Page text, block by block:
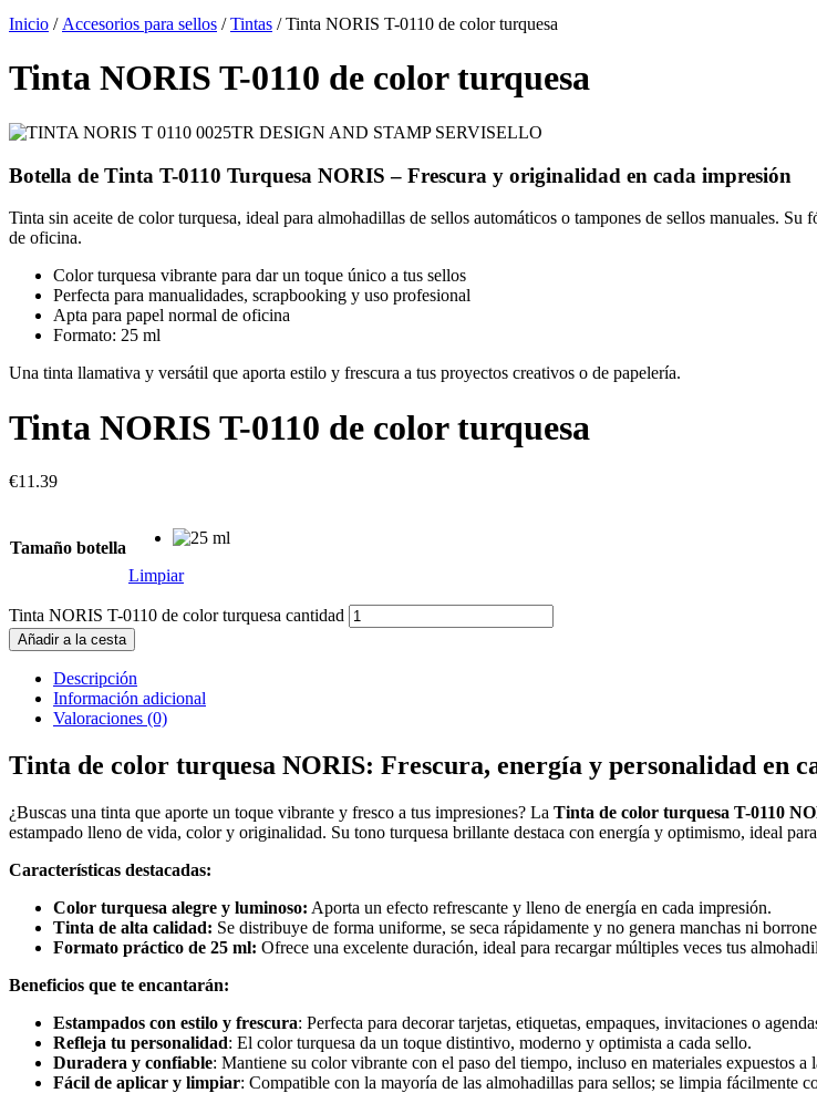
Inicio / Accesorios para sellos /Tintas / Tinta NORIS T-0110 de color turquesa
Tinta NORIS T-0110 de color turquesa
Botella de Tinta T-0110 Turquesa NORIS – Frescura y originalidad en cada impresión
Tinta sin aceite de color turquesa, ideal para almohadillas de sellos automáticos o tampones de sellos manuales.
de oficina.
Color turquesa vibrante para dar un toque único a tus sellos
Perfecta para manualidades, scrapbooking y uso profesional
Apta para papel normal de oficina
Formato: 25 ml
Una tinta llamativa y versátil que aporta estilo y frescura a tus proyectos creativos o de papelería.
Tinta NORIS T-0110 de color turquesa
€11.39
Tamaño botella
Limpiar
Tinta NORIS T-0110 de color turquesa cantidad
Añadir a la cesta
Descripción
Información adicional
Valoraciones (0)
Tinta de color turquesa NORIS: Frescura, energía y personalidad en
¿Buscas una tinta que aporte un toque vibrante y fresco a tus impresiones? La Tinta de color turquesa T-0110
estampado lleno de vida, color y originalidad. Su tono turquesa brillante destaca con energía y optimismo, ideal
Características destacadas:
Color turquesa alegre y luminoso: Aporta un efecto refrescante y lleno de energía en cada impresión.
Tinta de alta calidad: Se distribuye de forma uniforme, se seca rápidamente y no genera manchas ni
Formato práctico de 25 ml: Ofrece una excelente duración, ideal para recargar múltiples veces tus
Beneficios que te encantarán:
Estampados con estilo y frescura: Perfecta para decorar tarjetas, etiquetas, empaques, invitaciones o
Refleja tu personalidad: El color turquesa da un toque distintivo, moderno y optimista a cada sello.
Duradera y confiable: Mantiene su color vibrante con el paso del tiempo, incluso en materiales expuestos a
Fácil de aplicar y limpiar: Compatible con la mayoría de las almohadillas para sellos; se limpia fácilmente